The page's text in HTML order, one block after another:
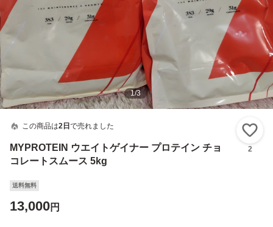
1/3
この商品は2日 で売れました
MYPROTEIN ウエイトゲイナー プロテイン チョ
コレートスムース 5kg
2
送料無料
13,000円